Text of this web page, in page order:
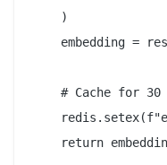
    )
embedding =
# Cache for 30